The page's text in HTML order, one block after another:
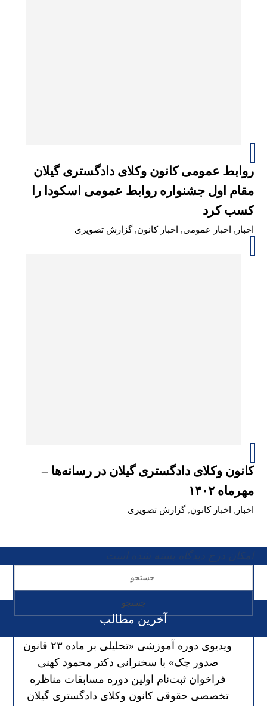
روابط عمومی کانون وکلای دادگستری گیلان
مقام اول جشنواره روابط عمومی اسکودا را
کسب کرد
اخبار , اخبار عمومی, اخبار کانون,گزارش تصویری
کانون وکلای دادگستری گیلان در رسانه‌ها –
مهرماه ۱۴۰۲
اخبار , اخبار کانون,گزارش تصویری
آخرین مطالب
ویدیوی دوره آموزشی «تحلیلی بر ماده ۲۳ قانون
صدور چک» با سخنرانی دکتر محمود کهنی
فراخوان ثبت‌نام اولین دوره مسابقات مناظره
تخصصی حقوقی کانون وکلای دادگستری گیلان